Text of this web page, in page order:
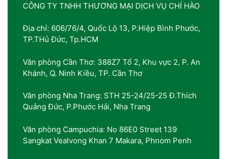
CÔNG TY TNHH THƯƠNG MẠI DỊCH VỤ CHÍ HÀO
Địa chỉ: 606/76/4, Quốc Lộ 13, P.Hiệp Bình Phước,
TP.THủ Đức, Tp.HCM
Văn phòng Cần Thơ: 388Z7 Tổ 2, Khu vực 2, P. An
Khánh, Q. Ninh Kiều, TP. Cần Thơ
Văn phòng Nha Trang: STH 25-24/25-25 Đ.Thích
Quảng Đức, P.Phước Hải, Nha Trang
Văn phòng Campuchia: No 86E0 Street 139
Sangkat Vealvong Khan 7 Makara, Phnom Penh